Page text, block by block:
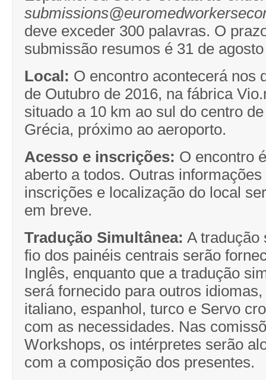
deve exceder 300 palavras. O
submissão resumos é 31 de
Local: O encontro acontecerá nos
de Outubro de 2016, na fábrica
situado a 10 km ao sul do centro
Grécia, próximo ao aeroporto.
Acesso e inscrições: O encontro
aberto a todos. Outras informações
inscrições e localização do local
em breve.
Tradução Simultânea: A tradução
fio dos painéis centrais serão
Inglês, enquanto que a tradução
será fornecido para outros
italiano, espanhol, turco e Servo
com as necessidades. Nas
Workshops, os intérpretes serão
com a composição dos presentes.